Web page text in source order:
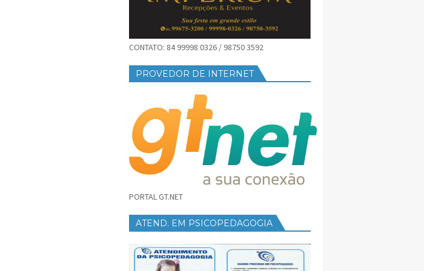
CONTATO: 84 99998 0326 / 98750 3592
PROVEDOR DE INTERNET
PORTAL GT.NET
ATEND. EM PSICOPEDAGOGIA